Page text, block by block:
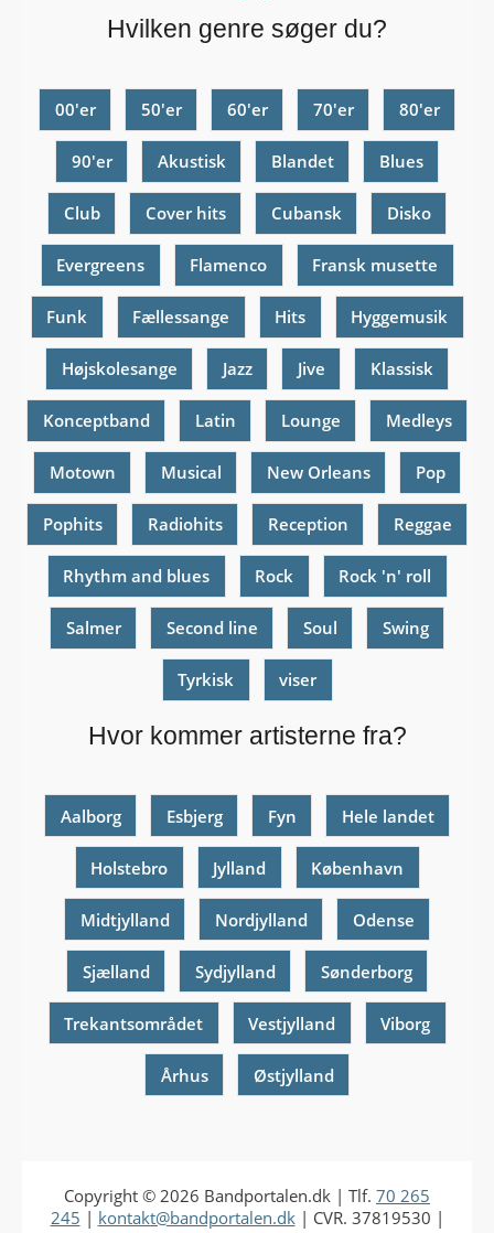
Hvilken genre søger du?
00'er 50'er 60'er 70'er 80'er
90'er Akustisk Blandet Blues
Club Cover hits Cubansk Disko
Evergreens Flamenco Fransk musette
Funk Fællessange Hits Hyggemusik
Højskolesange Jazz Jive Klassisk
Konceptband Latin Lounge Medleys
Motown Musical New Orleans Pop
Pophits Radiohits Reception Reggae
Rhythm and blues Rock Rock 'n' roll
Salmer Second line Soul Swing
Tyrkisk viser
Hvor kommer artisterne fra?
Aalborg Esbjerg Fyn Hele landet
Holstebro Jylland København
Midtjylland Nordjylland Odense
Sjælland Sydjylland Sønderborg
Trekantsområdet Vestjylland Viborg
Århus Østjylland
Copyright © 2026 Bandportalen.dk | Tlf. 70 265
245 | kontakt@bandportalen.dk| CVR. 37819530 |